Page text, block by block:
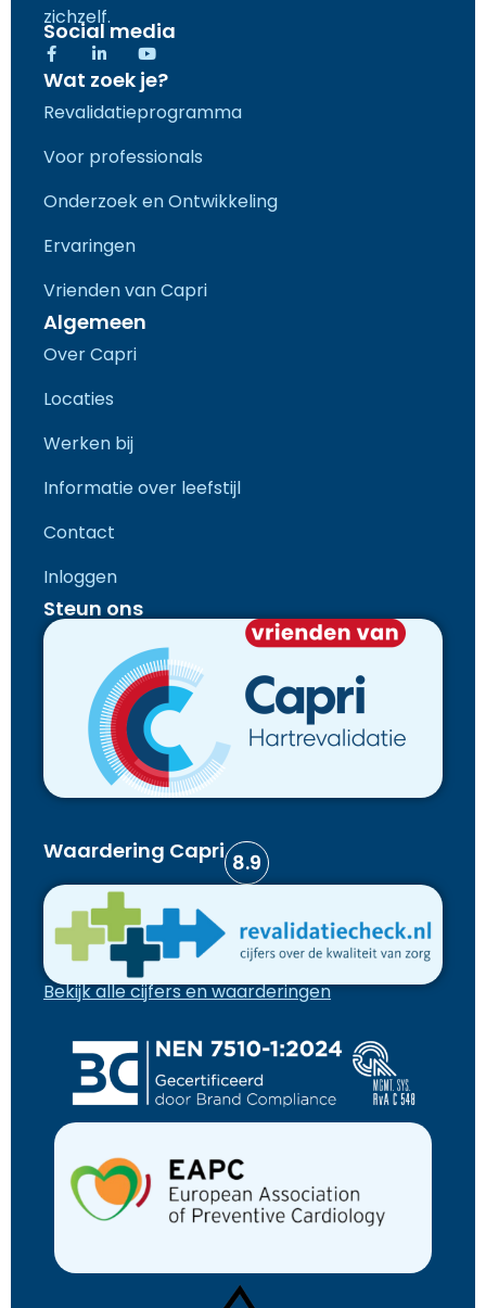
zichzelf.
Social media
F
a
c
b
o
k
f
L
i
n
e
n
i
n
Y
o
u
u
e
Wat zoek je?
Revalidatieprogramma
Voor professionals
Onderzoek en Ontwikkeling
Ervaringen
Vrienden van Capri
Algemeen
Over Capri
Locaties
Werken bij
Informatie over leefstijl
Contact
Inloggen
Steun ons
Waardering Capri 8.9
Bekijk alle cijfers en waarderingen